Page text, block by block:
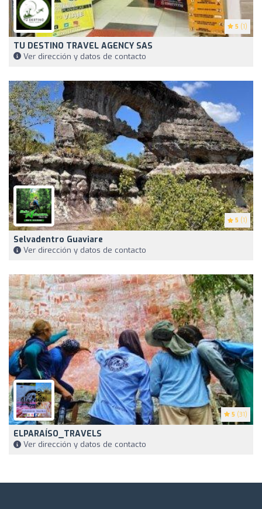
5 (1)
TU DESTINO TRAVEL AGENCY SAS
Ver dirección y datos de contacto
5 (1)
Selvadentro Guaviare
Ver dirección y datos de contacto
5 (31)
ELPARAÍSO_TRAVELS
Ver dirección y datos de contacto